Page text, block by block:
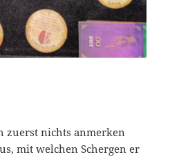
zuerst nichts anmerken
mit welchen Schergen er